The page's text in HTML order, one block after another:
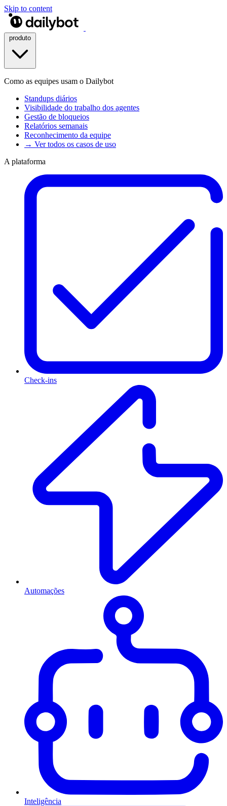
Skip to content
Como as equipes usam o Dailybot
Standups diários
Visibilidade do trabalho dos agentes
Gestão de bloqueios
Relatórios semanais
Reconhecimento da equipe
→ Ver todos os casos de uso
A plataforma
Check-ins
Automações
Inteligência